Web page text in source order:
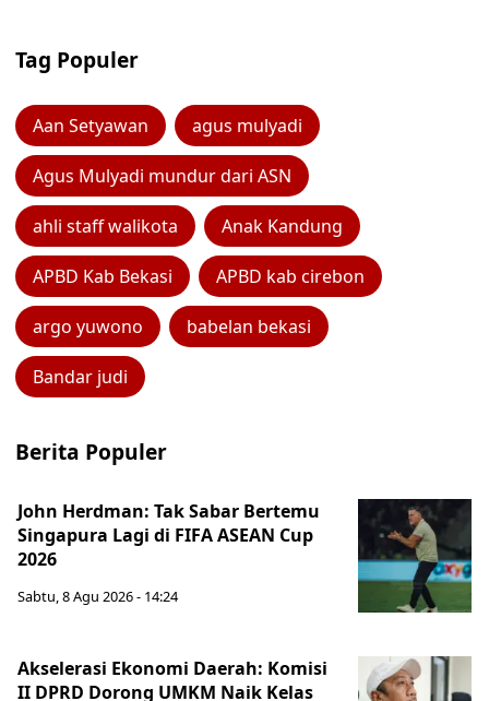
Tag Populer
Aan Setyawan agus mulyadi
Agus Mulyadi mundur dari ASN
ahli staff walikota Anak Kandung
APBD Kab Bekasi APBD kab cirebon
argo yuwono babelan bekasi
Bandar judi
Berita Populer
John Herdman: Tak Sabar Bertemu
Singapura Lagi di FIFA ASEAN Cup
2026
Sabtu, 8 Agu 2026 - 14:24
Akselerasi Ekonomi Daerah: Komisi
II DPRD Dorong UMKM Naik Kelas